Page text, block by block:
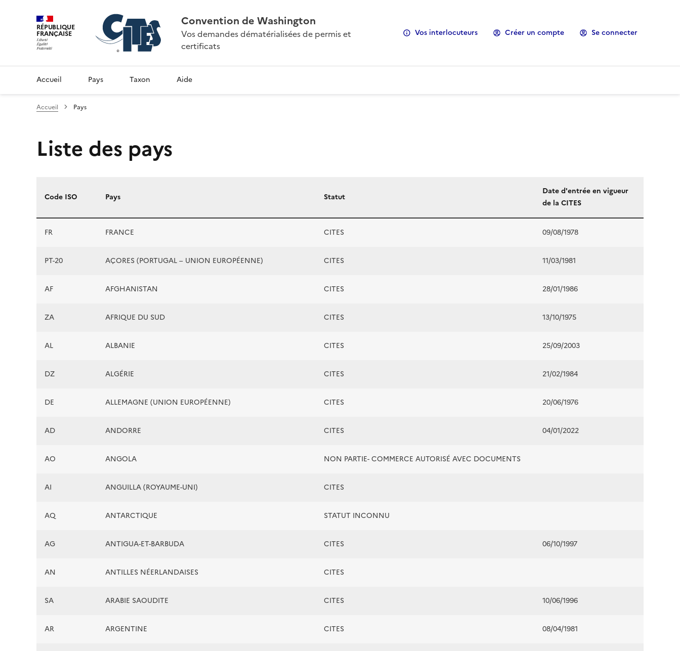
RÉPUBLIQUE
FRANÇAISE
Convention de Washington
Vos demandes dématérialisées de permis et
certificats
Vos interlocuteurs Créer un compte Se connecter
Accueil Pays Taxon Aide
Accueil Pays
Liste des pays
Liste des pays
Code ISO Pays Statut
Date d'entrée en vigueur
de la CITES
FR FRANCE CITES 09/08/1978
PT-20 AÇORES (PORTUGAL – UNION EUROPÉENNE) CITES 11/03/1981
AF AFGHANISTAN CITES 28/01/1986
ZA AFRIQUE DU SUD CITES 13/10/1975
AL ALBANIE CITES 25/09/2003
DZ ALGÉRIE CITES 21/02/1984
DE ALLEMAGNE (UNION EUROPÉENNE) CITES 20/06/1976
AD ANDORRE CITES 04/01/2022
AO ANGOLA NON PARTIE- COMMERCE AUTORISÉ AVEC DOCUMENTS
AI ANGUILLA (ROYAUME-UNI) CITES
AQ ANTARCTIQUE STATUT INCONNU
AG ANTIGUA-ET-BARBUDA CITES 06/10/1997
AN ANTILLES NÉERLANDAISES CITES
SA ARABIE SAOUDITE CITES 10/06/1996
AR ARGENTINE CITES 08/04/1981